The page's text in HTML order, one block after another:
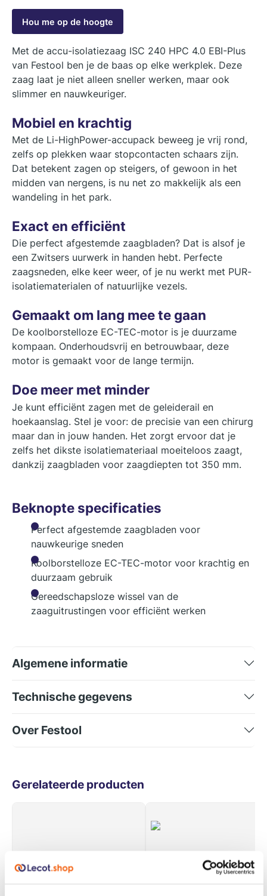
Hou me op de hoogte
Met de accu-isolatiezaag ISC 240 HPC 4.0 EBI-Plus
van Festool ben je de baas op elke werkplek. Deze
zaag laat je niet alleen sneller werken, maar ook
slimmer en nauwkeuriger.
Mobiel en krachtig
Met de Li-HighPower-accupack beweeg je vrij rond,
zelfs op plekken waar stopcontacten schaars zijn.
Dat betekent zagen op steigers, of gewoon in het
midden van nergens, is nu net zo makkelijk als een
wandeling in het park.
Exact en efficiënt
Die perfect afgestemde zaagbladen? Dat is alsof je
een Zwitsers uurwerk in handen hebt. Perfecte
zaagsneden, elke keer weer, of je nu werkt met PUR-
isolatiematerialen of natuurlijke vezels.
Gemaakt om lang mee te gaan
De koolborstelloze EC-TEC-motor is je duurzame
kompaan. Onderhoudsvrij en betrouwbaar, deze
motor is gemaakt voor de lange termijn.
Doe meer met minder
Je kunt efficiënt zagen met de geleiderail en
hoekaanslag. Stel je voor: de precisie van een chirurg
maar dan in jouw handen. Het zorgt ervoor dat je
zelfs het dikste isolatiemateriaal moeiteloos zaagt,
dankzij zaagbladen voor zaagdiepten tot 350 mm.
Beknopte specificaties
Perfect afgestemde zaagbladen voor
nauwkeurige sneden
Koolborstelloze EC-TEC-motor voor krachtig en
duurzaam gebruik
Gereedschapsloze wissel van de
zaaguitrustingen voor efficiënt werken
Algemene informatie
Technische gegevens
Over Festool
Gerelateerde producten